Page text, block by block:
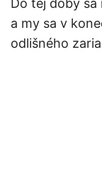
a my sa v
odlišného